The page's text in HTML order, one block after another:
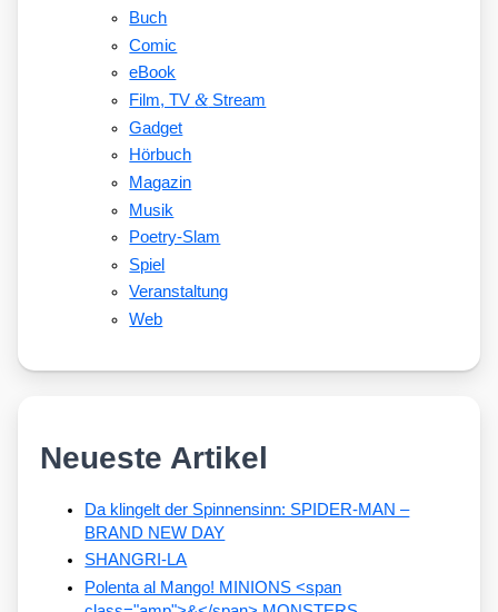
Buch
Comic
eBook
Film, TV&Stream
Gadget
Hörbuch
Magazin
Musik
Poetry-Slam
Spiel
Veranstaltung
Web
Neueste Artikel
Da klingelt der Spinnensinn: SPIDER-MAN –
BRAND NEW DAY
SHANGRI-LA
Polenta al Mango! MINIONS <span